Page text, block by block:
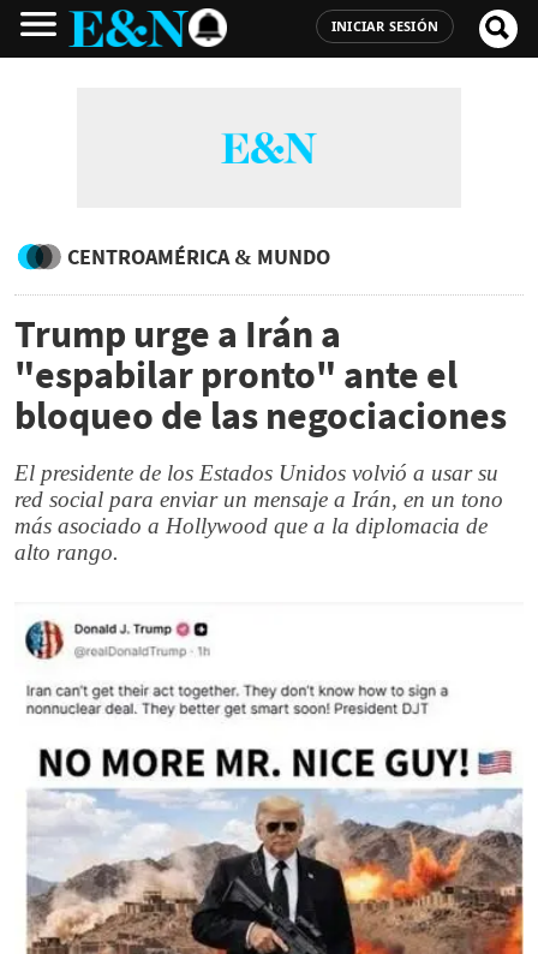
INICIAR SESIÓN
CENTROAMÉRICA & MUNDO
Trump urge a Irán a
"espabilar pronto" ante el
bloqueo de las negociaciones
El presidente de los Estados Unidos volvió a usar su
red social para enviar un mensaje a Irán, en un tono
más asociado a Hollywood que a la diplomacia de
alto rango.